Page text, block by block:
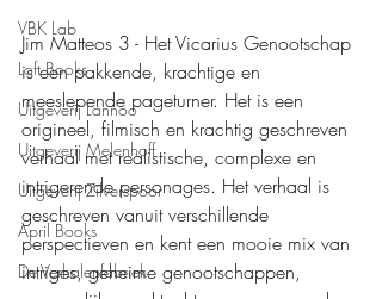
VBK Lab
Loft Books
Uitgeverij Lannoo
Uitgeverij Melenhoff
Uitgeverij Zilverspoor
April Books
De Verhalenfabriek
Jim Matteos 3 - Het Vicarius Genootschap
is een pakkende, krachtige en
meeslepende pageturner. Het is een
origineel, filmisch en krachtig geschreven
verhaal met realistische, complexe en
intrigerende personages. Het verhaal is
geschreven vanuit verschillende
perspectieven en kent een mooie mix van
intriges, geheime genootschappen,